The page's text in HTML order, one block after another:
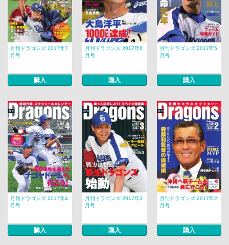
月刊ドラゴンズ 2017年7
月号
購入
月刊ドラゴンズ 2017年6
月号
購入
月刊ドラゴンズ 2017年5
月号
購入
月刊ドラゴンズ 2017年4
月号
購入
月刊ドラゴンズ 2017年3
月号
購入
月刊ドラゴンズ 2017年2
月号
購入